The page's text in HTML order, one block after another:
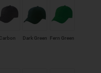
Carbon Dark Green Fern Green